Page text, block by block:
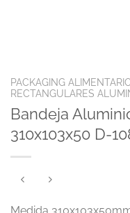
PACKAGING
RECTANGULARES
Bandeja
310x103x50 D-